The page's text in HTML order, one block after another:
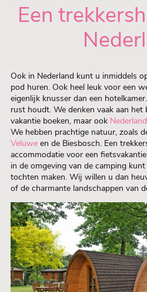
Een
Ook in Nederland kunt u inmiddels
pod huren. Ook heel leuk voor een
eigenlijk knusser dan een
rust houdt. We denken vaak aan het
vakantie boeken, maar ook Nederland
We hebben prachtige natuur, zoals
Veluwe en de Biesbosch. Een
accommodatie voor een
in de omgeving van de camping
tochten maken. Wij willen u dan
of de charmante landschappen van